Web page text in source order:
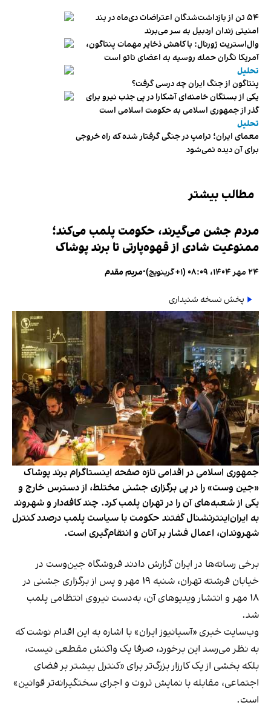
۵۴ تن از بازداشت‌شدگان اعتراضات دی‌ماه در بند
امنیتی زندان اردبیل به سر می‌برند
وال‌استریت ژورنال: با کاهش ذخایر مهمات پنتاگون،
آمریکا نگران حمله روسیه به اعضای ناتو‌ است
تحلیل
پنتاگون از جنگ ایران چه درسی گرفت؟
یکی از بستگان خامنه‌ای آشکارا در پی جذب نیرو برای
گذر از جمهوری اسلامی به حکومت اسلامی است
تحلیل
معمای ایران؛ ترامپ در جنگی گرفتار شده که راه خروجی
برای آن دیده نمی‌شود
مطالب بیشتر
مردم جشن می‌گیرند، حکومت پلمب می‌کند؛
ممنوعیت شادی از قهوه‌پارتی تا برند پوشاک
۲۴ مهر ۱۴۰۴، ۰۸:۰۹ (‎+۱ گرینویچ) •مریم مقدم
پخش نسخه شنیداری
جمهوری اسلامی در اقدامی تازه صفحه اینستاگرام برند پوشاک
«جین وست» را در پی برگزاری جشنی مختلط، از دسترس خارج و
یکی از شعبه‌های آن را در تهران پلمب کرد. چند کافه‌‌دار و شهروند
به ایران‌اینترنشنال گفتند حکومت با سیاست پلمب درصدد کنترل
شهروندان، اعمال فشار بر آنان و انتقام‌گیری است.
برخی رسانه‌ها در ایران گزارش دادند فروشگاه جین‌وست در
خیابان فرشته تهران، شنبه ۱۹ مهر و پس از برگزاری جشنی در
۱۸ مهر و انتشار ویدیوهای آن، به‌دست نیروی انتظامی پلمب
شد.
وب‌سایت خبری «آسیانیوز ایران» با اشاره به این اقدام نوشت که
به نظر می‌رسد این برخورد، صرفا یک واکنش مقطعی نیست،
بلکه بخشی از یک کارزار بزرگ‌تر برای «کنترل بیشتر بر فضای
اجتماعی، مقابله با نمایش ثروت و اجرای سختگیرانه‌تر قوانین»
است.